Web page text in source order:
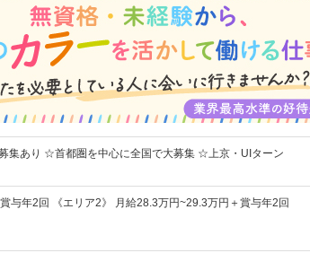
集あり ☆首都圏を中心に全国で大募集 ☆上京・UIターン
与年2回 《エリア2》 月給28.3万円~29.3万円＋賞与年2回